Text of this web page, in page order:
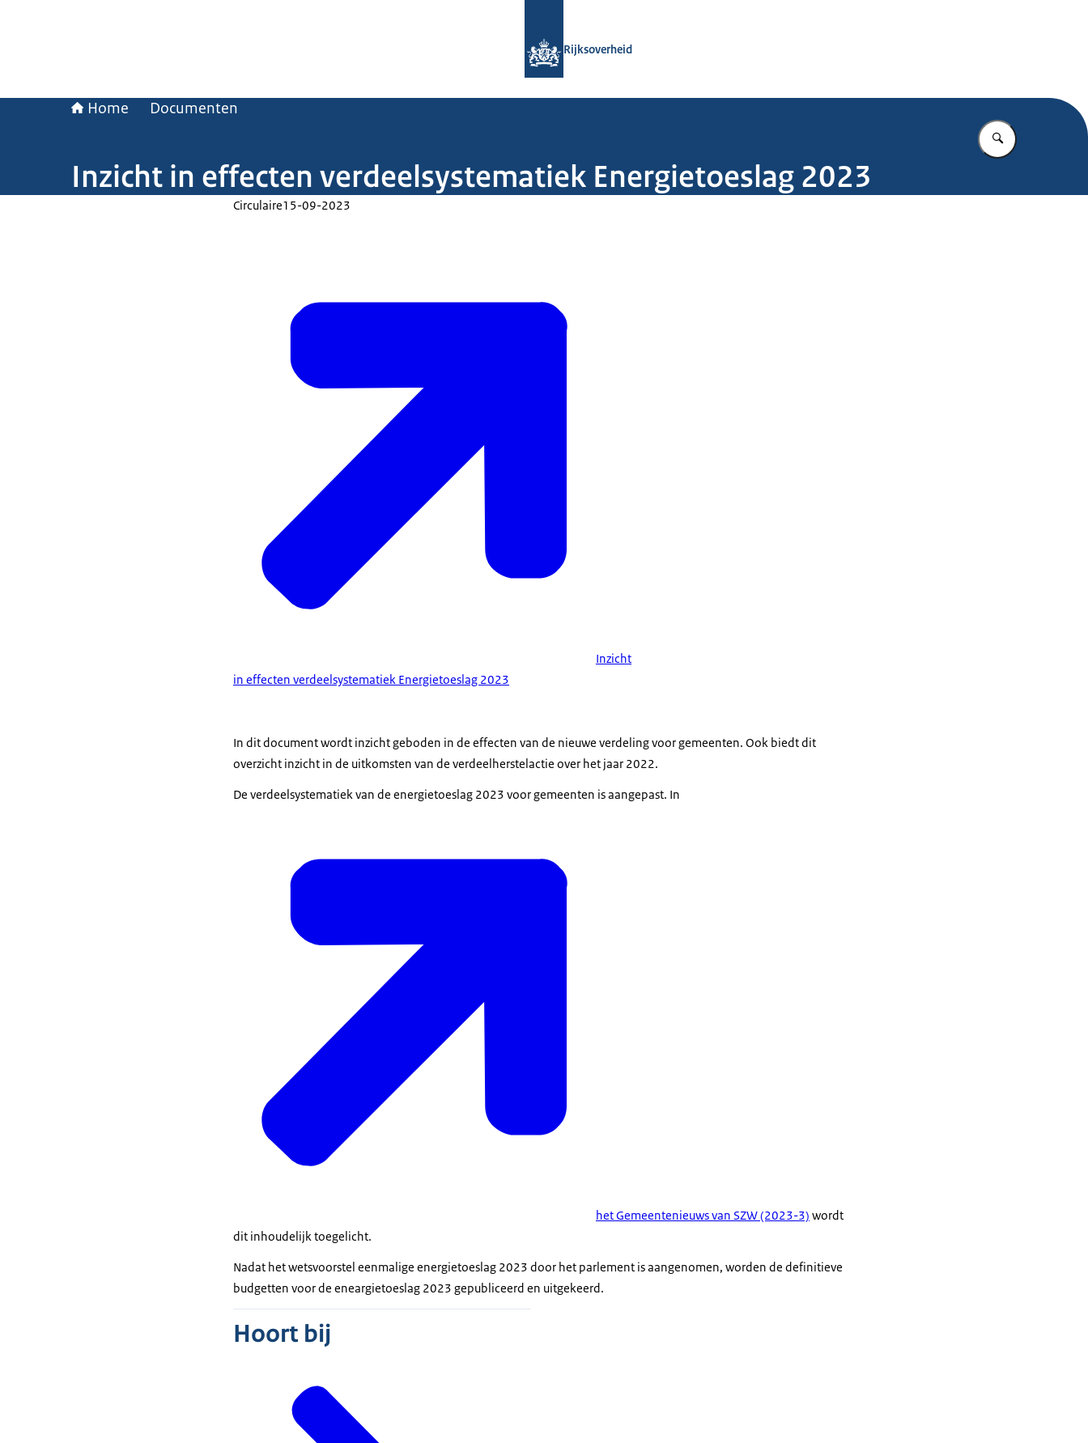
Rijksoverheid
Home Documenten
Vul in wat u
Inzicht in effecten verdeelsystematiek Energietoeslag 2023
Circulaire15-09-2023
Inzicht
in effecten verdeelsystematiek Energietoeslag 2023
In dit document wordt inzicht geboden in de effecten van de nieuwe verdeling voor gemeenten. Ook biedt dit
overzicht inzicht in de uitkomsten van de verdeelherstelactie over het jaar 2022.
De verdeelsystematiek van de energietoeslag 2023 voor gemeenten is aangepast. In
het Gemeentenieuws van SZW (2023-3) wordt
dit inhoudelijk toegelicht.
Nadat het wetsvoorstel eenmalige energietoeslag 2023 door het parlement is aangenomen, worden de definitieve
budgetten voor de eneargietoeslag 2023 gepubliceerd en uitgekeerd.
Hoort bij